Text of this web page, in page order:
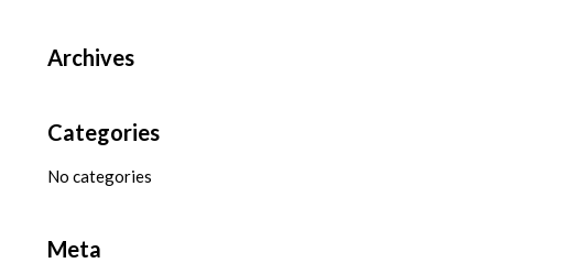
Archives
Categories
No categories
Meta